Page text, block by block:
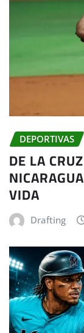
DEPORTIVAS
DE LA
VIDA
Drafting